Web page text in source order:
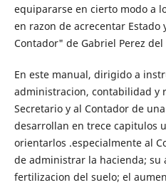
equipararse en cierto modo a
en razon de acrecentar Estado
Contador" de Gabriel Perez del
En este manual, dirigido a
administracion, contabilidad y
Secretario y al Contador de
desarrollan en trece capitulos
orientarlos .especialmente al
de administrar la hacienda; su
fertilizacion del suelo; el